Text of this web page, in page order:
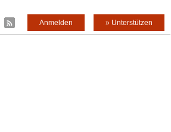
» Unterstützen
Anmelden